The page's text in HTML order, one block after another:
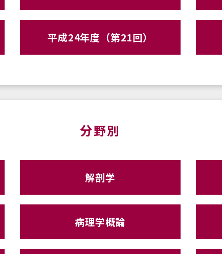
平成24年度（第21回）
分野別
解剖学
病理学概論